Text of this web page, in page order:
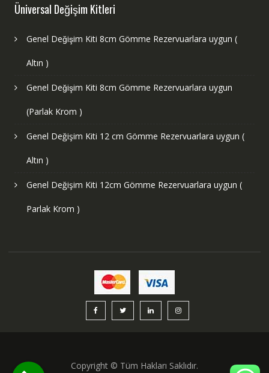
Üniversal Değişim Kitleri
Genel Değişim Kiti 8cm Gömme Rezervuarlara uygun (
Altın )
Genel Değişim Kiti 8cm Gömme Rezervuarlara uygun
(Parlak Krom )
Genel Değişim Kiti 12 cm Gömme Rezervuarlara uygun (
Altın )
Genel Değişim Kiti 12cm Gömme Rezervuarlara uygun (
Parlak Krom )
Copyright © Tüm Hakları Saklıdır.